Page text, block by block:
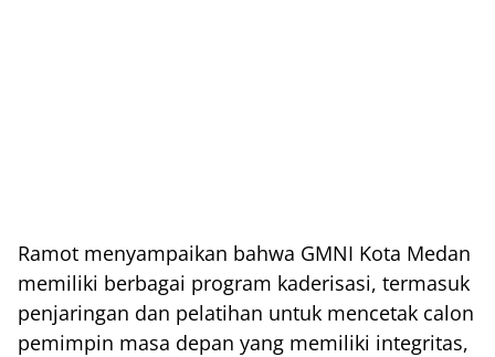
Ramot menyampaikan bahwa GMNI Kota Medan
memiliki berbagai program kaderisasi, termasuk
penjaringan dan pelatihan untuk mencetak calon
pemimpin masa depan yang memiliki integritas,